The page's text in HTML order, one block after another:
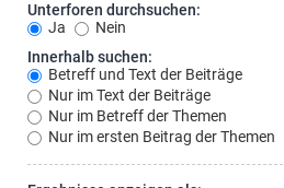
Unterforen durchsuchen:
Ja
Nein
Innerhalb suchen:
Betreff und Text der Beiträge
Nur im Text der Beiträge
Nur im Betreff der Themen
Nur im ersten Beitrag der Themen